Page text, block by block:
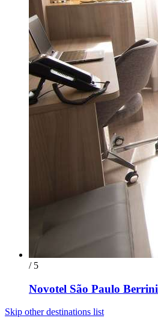
/ 5
Novotel São Paulo Berrini
Skip other destinations list